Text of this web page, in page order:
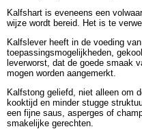
Kalfshart is eveneens een
wijze wordt bereid. Het is te
Kalfslever heeft in de voeding
toepassingsmogelijkheden,
leverworst, dat de goede smaak
mogen worden aangemerkt.
Kalfstong geliefd, niet alleen om
kooktijd en minder stugge
een fijne saus, asperges of
smakelijke gerechten.